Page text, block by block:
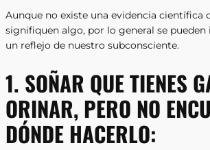
Aunque no existe una evidencia científica
signifiquen algo, por lo general se
un reflejo de nuestro subconsciente.
1. SOÑAR QUE TIENES
ORINAR, PERO NO
DÓNDE HACERLO: